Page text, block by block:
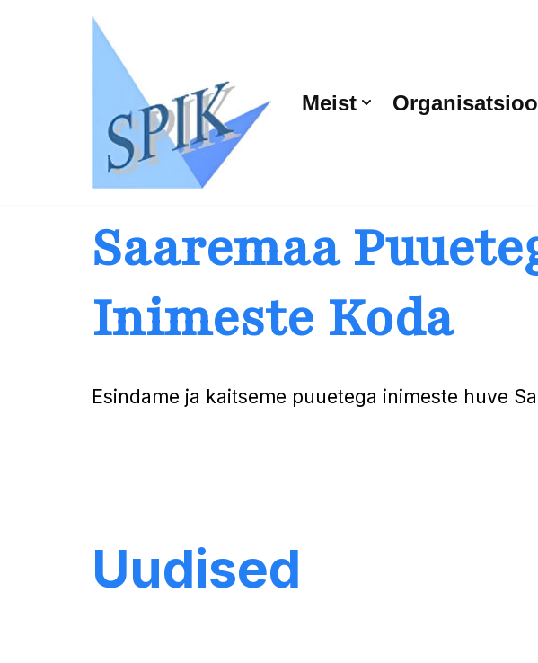
Meist
Saaremaa
Inimeste Koda
Esindame ja kaitseme puuetega inimeste huve
Uudised